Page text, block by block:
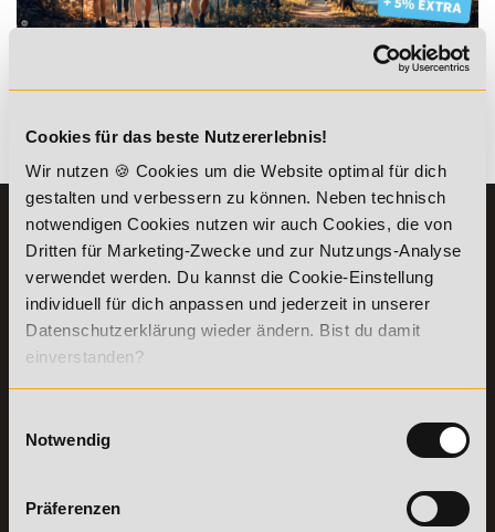
Cookies für das beste Nutzererlebnis!
Wir nutzen 🍪 Cookies um die Website optimal für dich
gestalten und verbessern zu können. Neben technisch
notwendigen Cookies nutzen wir auch Cookies, die von
Dritten für Marketing-Zwecke und zur Nutzungs-Analyse
verwendet werden. Du kannst die Cookie-Einstellung
individuell für dich anpassen und jederzeit in unserer
Datenschutzerklärung wieder ändern. Bist du damit
einverstanden?
Notwendig
Präferenzen
*Der Rabattcode "NEUGIER5" ist mit weiteren Rabatten
Es gibt keine Einträge mit diesem Anfangsbuchstaben.
KONTAKT
07191-22987-0
WhatsApp:
+49 (0) 7191 9513201
Aus dem Ausland:
Erreichbarkeit:
INFORMATIONEN
Die Academy
Lernmethoden
PreisFAIRsprechen
Fördermöglichkeiten
Bildungsgutschein
Partnerprogramm
der Academy of